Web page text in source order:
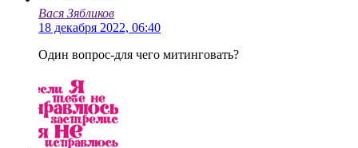
Вася Зябликов
18 декабря 2022, 06:40
Один вопрос-для чего митинговать?